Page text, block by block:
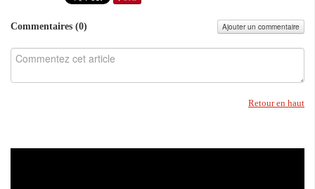
Commentaires (0) Ajouter un commentaire
Retour en haut